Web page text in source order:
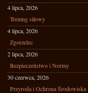
4 lipca, 2026
Trening siłowy
4 lipca, 2026
Zgorzelec
2 lipca, 2026
Bezpieczeństwo i Normy
30 czerwca, 2026
Przyroda i Ochrona Środowiska